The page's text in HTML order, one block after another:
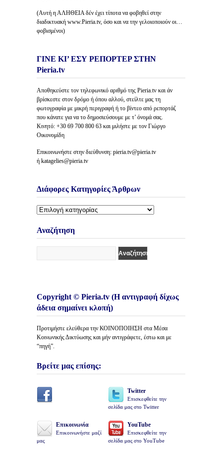
(Αυτή η ΑΛΗΘΕΙΑ δέν έχει τίποτα να φοβηθεί στην
διαδικτυακή www.Pieria.tv, όσο και να την γελοιοποιούν οι…
φοβισμένοι)
ΓΙΝΕ ΚΙ’ ΕΣΥ ΡΕΠΟΡΤΕΡ ΣΤΗΝ
Pieria.tv
Αποθηκεύστε τον τηλεφωνικό αριθμό της Pieria.tv και άν
βρίσκεστε στον δρόμο ή όπου αλλού, στείλτε μας τη
φωτογραφία με μικρή περιγραφή ή το βίντεο από ρεπορτάζ
που κάνατε για να το δημοσιεύσουμε με τ’ όνομά σας.
Κινητό: +30 69 700 800 63 και μιλήστε με τον Γιώργο
Οικονομίδη
Επικοινωνήστε στην διεύθυνση: pieria.tv@pieria.tv
ή katagelies@pieria.tv
Διάφορες Κατηγορίες Άρθρων
Διάφορες
Άρθρων
Αναζήτηση
Copyright © Pieria.tv (Η αντιγραφή δίχως
άδεια σημαίνει κλοπή)
Προτιμήστε ελεύθερα την ΚΟΙΝΟΠΟΙΗΣΗ στα Μέσα
Κοινωνικής Δικτύωσης και μήν αντιγράφετε, έστω και με
“πηγή”.
Βρείτε μας επίσης:
Twitter
Επισκεφθείτε την
σελίδα μας στο Twitter
Επικοινωνία
Επικοινωνήστε μαζί
μας
YouTube
Επισκεφθείτε την
σελίδα μας στο YouTube